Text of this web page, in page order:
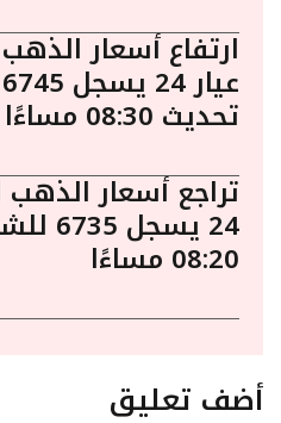
ارتفاع أسعار
تحديث 08:30 مساءًا
تراجع أسعار
24
08:20 مساءًا
أضف تعليق